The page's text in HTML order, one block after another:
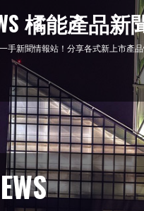
橘能產品新
手新聞情報站！分享各式新上市產